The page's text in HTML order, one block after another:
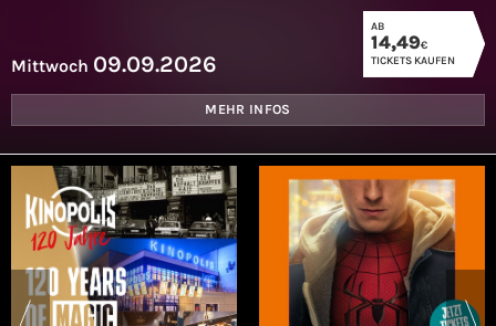
Mittwoch 09.09.2026
AB
14,49€
TICKETS KAUFEN
MEHR INFOS